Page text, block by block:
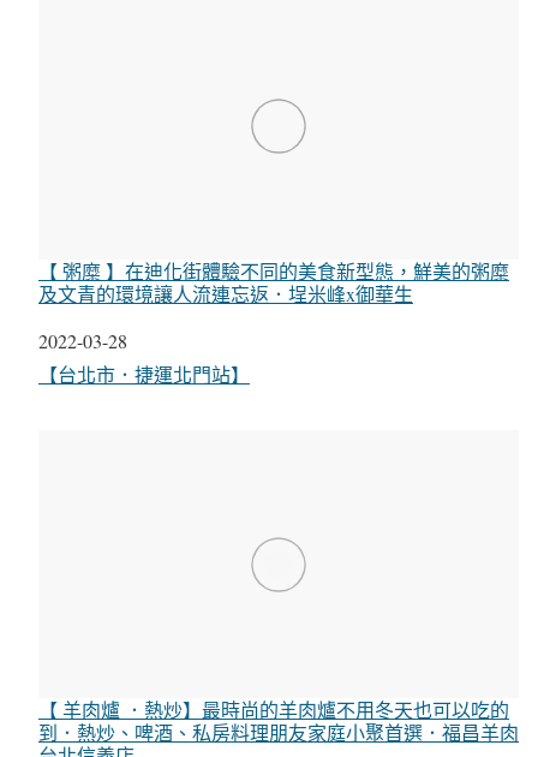
【 粥糜 】在迪化街體驗不同的美食新型態，鮮美的粥糜
及文青的環境讓人流連忘返．埕米峰x御華生
日期
2022-03-28
關於
【台北市．捷運北門站】
【 羊肉爐 ．熱炒】最時尚的羊肉爐不用冬天也可以吃的
到．熱炒、啤酒、私房料理朋友家庭小聚首選．福昌羊肉